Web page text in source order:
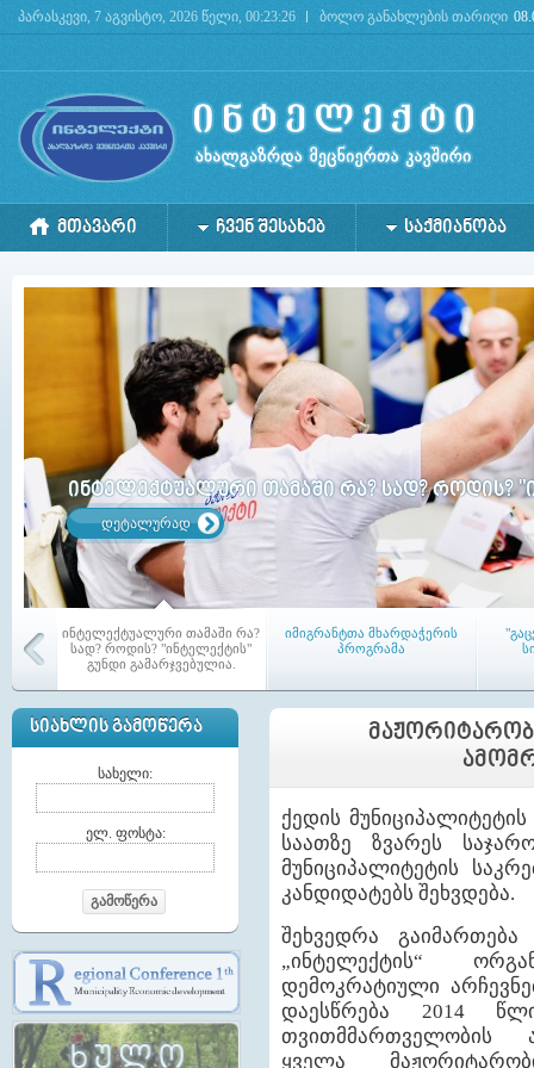
Deprecated: mysql_connect(): The mysql extension is deprecated and will be removed in
პარასკევი, 7 აგვისტო, 2026 წელი, 00:23:26 ბოლო განახლების თარიღი
ᲛᲗᲐᲕᲐᲠᲘ ᲩᲕᲔᲜ ᲨᲔᲡᲐᲮᲔᲑ ᲡᲐᲥᲛᲘᲐᲜᲝᲑᲐ
ინტელექტუალური თამაში რა? სად? როდის?
დეტალურად
ინტელექტუალური თამაში რა?
სად? როდის? "ინტელექტის"
გუნდი გამარჯვებულია.
იმიგრანტთა მხარდაჭერის
პროგრამა
აჭარის რეგიონში პირველი
ამაგ-ი (LAG) - აქტიურ
მოქალაქეთა ადგილობრივი
გაერთიანება ჩამოყალიბდა
მაჟორიტარი წევრები თემებში
ტრენინგი საკრებულოს
წევრებისათვის
ქედის
საათზე ზვარეს
მუნიციპალიტეტის
კანდიდატებს შეხვდება.
შეხვედრა
„ინტელექტის“
დემოკრატიული
დაესწრება 2014
თვითმმართველობის
ყველა
ᲡᲘᲐᲮᲚᲘᲡ ᲒᲐᲛᲝᲬᲔᲠᲐ
სახელი:
ელ. ფოსტა:
გამოწერა